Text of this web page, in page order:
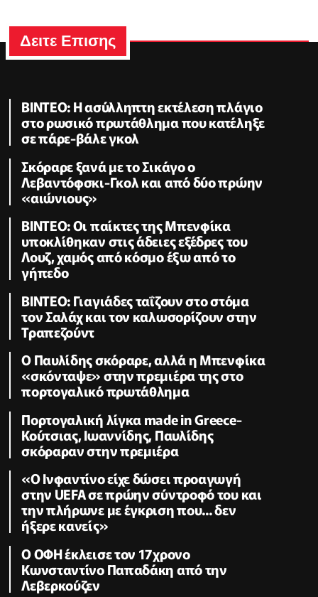
Δειτε Επισης
ΒΙΝΤΕΟ: Η ασύλληπτη εκτέλεση πλάγιο
στο ρωσικό πρωτάθλημα που κατέληξε
σε πάρε-βάλε γκολ
Σκόραρε ξανά με το Σικάγο ο
Λεβαντόφσκι-Γκολ και από δύο πρώην
«αιώνιους»
ΒΙΝΤΕΟ: Οι παίκτες της Μπενφίκα
υποκλίθηκαν στις άδειες εξέδρες του
Λουζ, χαμός από κόσμο έξω από το
γήπεδο
ΒΙΝΤΕΟ: Γιαγιάδες ταΐζουν στο στόμα
τον Σαλάχ και τον καλωσορίζουν στην
Τραπεζούντ
Ο Παυλίδης σκόραρε, αλλά η Μπενφίκα
«σκόνταψε» στην πρεμιέρα της στο
πορτογαλικό πρωτάθλημα
Πορτογαλική λίγκα made in Greece-
Κούτσιας, Ιωαννίδης, Παυλίδης
σκόραραν στην πρεμιέρα
«Ο Ινφαντίνο είχε δώσει προαγωγή
στην UEFA σε πρώην σύντροφό του και
την πλήρωνε με έγκριση που... δεν
ήξερε κανείς»
Ο ΟΦΗ έκλεισε τον 17χρονο
Κωνσταντίνο Παπαδάκη από την
Λεβερκούζεν